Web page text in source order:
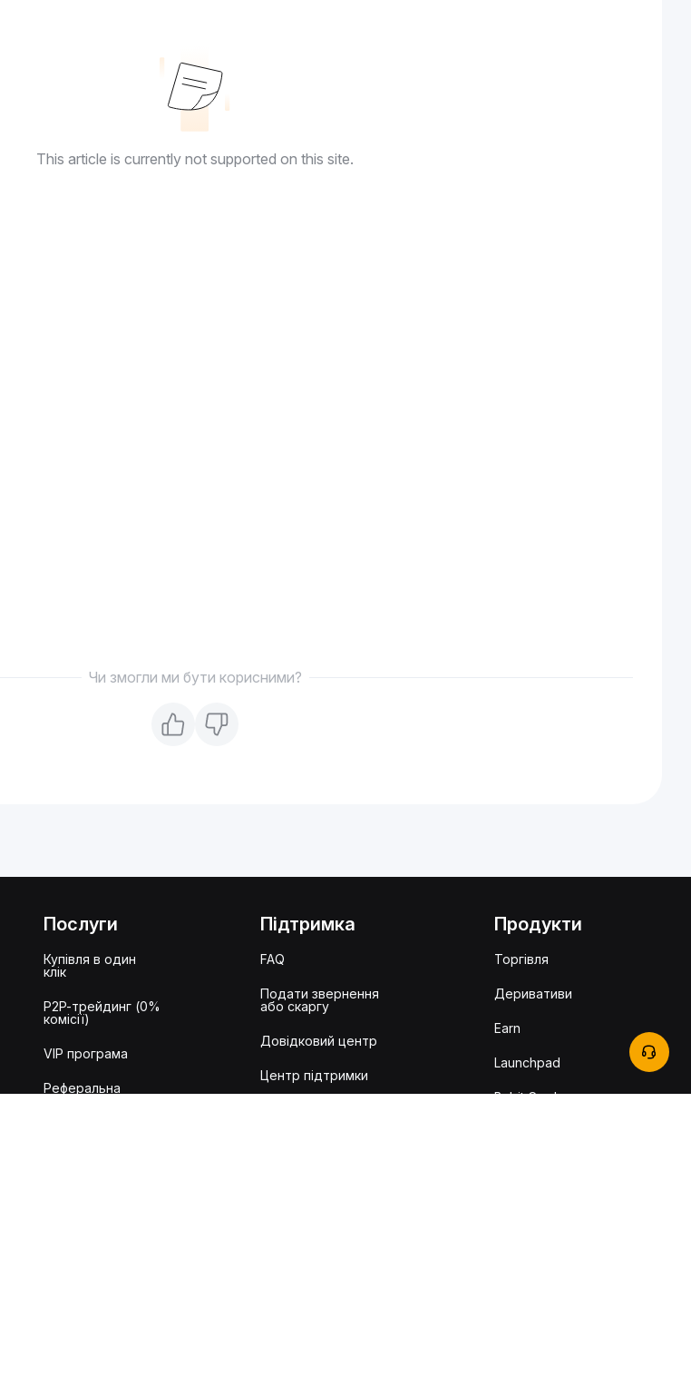
This article is currently not supported on this site.
Чи змогли ми бути корисними?
Послуги
Купівля в один
клік
P2P-трейдинг (0%
комісії)
VIP програма
Реферальна
Підтримка
FAQ
Подати звернення
або скаргу
Довідковий центр
Центр підтримки
Продукти
Торгівля
Деривативи
Earn
Launchpad
Bybit Card